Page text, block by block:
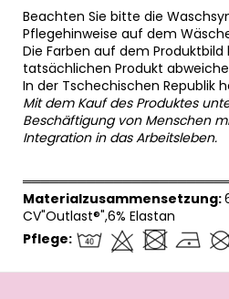
Beachten Sie bitte die
Pflegehinweise auf dem
Die Farben auf dem
tatsächlichen Produkt
In der Tschechischen Republik
Mit dem Kauf des Produktes
Beschäftigung von Menschen
Integration in das Arbeitsleben.
Materialzusammensetzung:
CV"Outlast®",6% Elastan
Pflege:
F